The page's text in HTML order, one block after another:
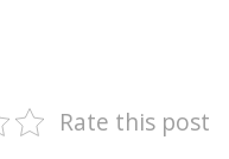
Rate this post